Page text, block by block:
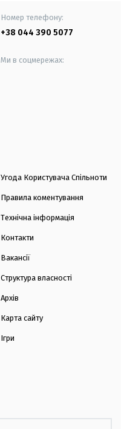
Номер телефону:
+38 044 390 5077
Ми в соцмережах:
Угода Користувача Спільноти
Правила коментування
Технічна інформація
Контакти
Вакансії
Структура власності
Архів
Карта сайту
Ігри